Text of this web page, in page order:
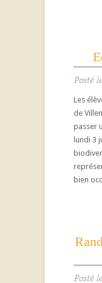
Posté
Les
de
passer
lundi 3
bien
Posté